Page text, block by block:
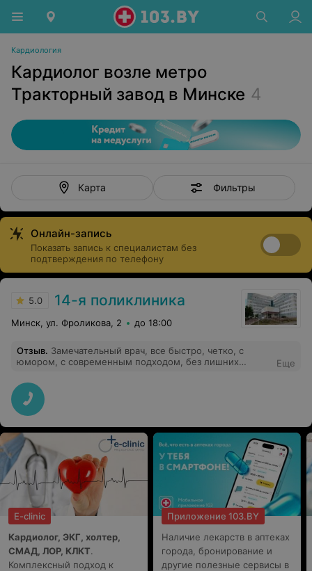
Кардиология
Кардиолог возле метро
Тракторный завод в Минске 4
Карта Фильтры
Онлайн-запись
Показать запись к специалистам без
подтверждения по телефону
5.0 14-я поликлиника
Минск, ул. Фроликова, 2 до 18:00
Отзыв. Замечательный врач, все быстро, четко, с
юмором, с современным подходом, без лишних
центре. Очень рекомендую данного врача.
Еще
E-clinic
Кардиолог, ЭКГ, холтер,
СМАД, ЛОР, КЛКТ.
Комплексный подход к
Приложение 103.BY
Наличие лекарств в аптеках
города, бронирование и
другие полезные сервисы в